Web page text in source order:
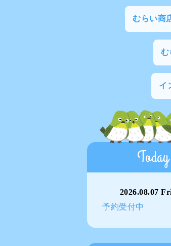
むらい商
む
イ
Today
2026.08.07
予約受付中